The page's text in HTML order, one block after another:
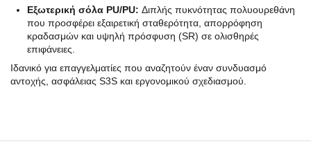
Εξωτερική σόλα PU/PU: Διπλής πυκνότητας πολυουρεθάνη
που προσφέρει εξαιρετική σταθερότητα, απορρόφηση
κραδασμών και υψηλή πρόσφυση (SR) σε ολισθηρές
επιφάνειες.
Ιδανικό για επαγγελματίες που αναζητούν έναν συνδυασμό
αντοχής, ασφάλειας S3S και εργονομικού σχεδιασμού.